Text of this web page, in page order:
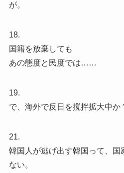
が。
18.
国籍を放棄しても
あの態度と民度では……
19.
で、海外で反日を撹拌拡大中か
21.
韓国人が逃げ出す韓国って、国
ない。